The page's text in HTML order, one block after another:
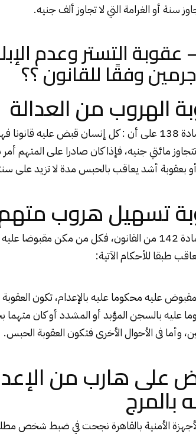
سنة أو الغرامة التي لا تجاوز ألف جنيه.
عقوبة التستر وعدم
وفقًا للقانون ؟؟
الهروب من العدالة
وتنص المادة 138 على أن : كل إنسان قبض
تتجاوز مائتي جنيه، فإذا كان صادرا على المتهم
بعقوبة أشد يعاقب بالحبس مدة لا تزيد على
تسهيل هروب متهم
وطبقا للمادة 142 من القانون، فكل من مكن
طبقا للأحكام الآتية:
على هارب من
بالمرج
الأمنية بالقاهرة نجحت في ضبط شخص